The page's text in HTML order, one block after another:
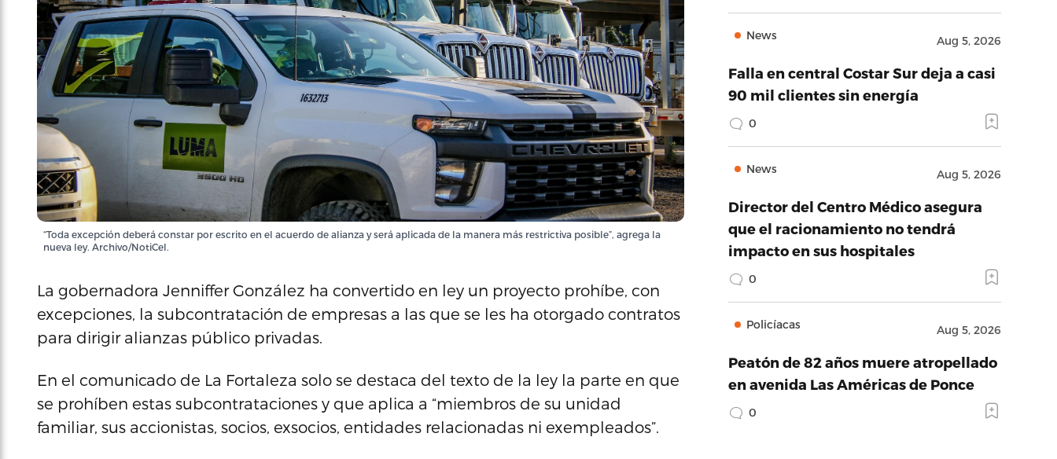
“Toda excepción deberá constar por escrito en el acuerdo de alianza y será aplicada de la manera más restrictiva posible”, agrega la
nueva ley. Archivo/NotiCel.
La gobernadora Jenniffer González ha convertido en ley un proyecto prohíbe, con
excepciones, la subcontratación de empresas a las que se les ha otorgado contratos
para dirigir alianzas público privadas.
En el comunicado de La Fortaleza solo se destaca del texto de la ley la parte en que
se prohíben estas subcontrataciones y que aplica a “miembros de su unidad
familiar, sus accionistas, socios, exsocios, entidades relacionadas ni exempleados”.
News Aug 5, 2026
Falla en central Costar Sur deja a casi
90 mil clientes sin energía
0
News Aug 5, 2026
Director del Centro Médico asegura
que el racionamiento no tendrá
impacto en sus hospitales
0
Policíacas Aug 5, 2026
Peatón de 82 años muere atropellado
en avenida Las Américas de Ponce
0